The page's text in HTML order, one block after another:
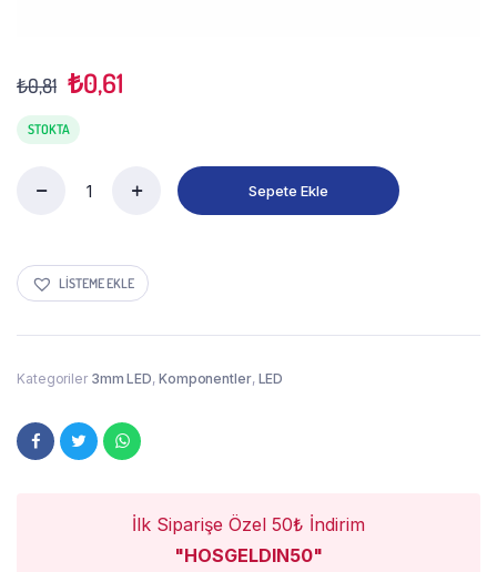
₺0,81 ₺0,61
STOKTA
Sepete Ekle
LISTEME EKLE
Kategoriler 3mm LED, Komponentler, LED
İlk Siparişe Özel 50₺ İndirim
"HOSGELDIN50"